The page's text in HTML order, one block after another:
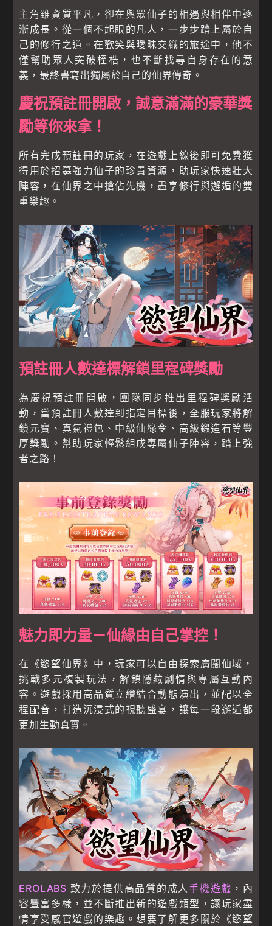
主角雖資質平凡，卻在與眾仙子的相遇與相伴中逐
漸成長。從一個不起眼的凡人，一步步踏上屬於自
己的修行之道。在歡笑與曖昧交織的旅途中，他不
僅幫助眾人突破桎梏，也不斷找尋自身存在的意
義，最終書寫出獨屬於自己的仙界傳奇。
慶祝預註冊開啟，誠意滿滿的豪華獎
勵等你來拿！
所有完成預註冊的玩家，在遊戲上線後即可免費獲
得用於招募強力仙子的珍貴資源，助玩家快速壯大
陣容，在仙界之中搶佔先機，盡享修行與邂逅的雙
重樂趣。
預註冊人數達標解鎖里程碑獎勵
為慶祝預註冊開啟，團隊同步推出里程碑獎勵活
動，當預註冊人數達到指定目標後，全服玩家將解
鎖元寶、真氣禮包、中級仙緣令、高級鍛造石等豐
厚獎勵。幫助玩家輕鬆組成專屬仙子陣容，踏上強
者之路！
魅力即力量－仙緣由自己掌控！
在《慾望仙界》中，玩家可以自由探索廣闊仙域，
挑戰多元複製玩法，解鎖隱藏劇情與專屬互動內
容。遊戲採用高品質立繪結合動態演出，並配以全
程配音，打造沉浸式的視聽盛宴，讓每一段邂逅都
更加生動真實。
EROLABS 致力於提供高品質的成人手機遊戲 ，內
容豐富多樣，並不斷推出新的遊戲類型，讓玩家盡
情享受感官遊戲的樂趣。想要了解更多關於《慾望